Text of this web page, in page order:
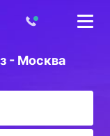
- Москва